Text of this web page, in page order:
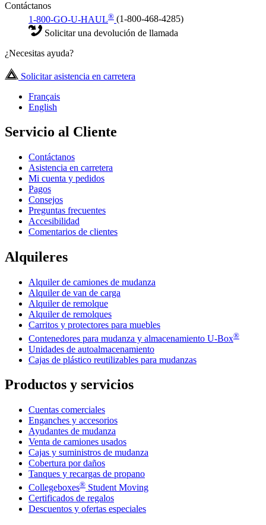
Contáctanos
1-800-GO-U-HAUL® (1-800-468-4285)
Solicitar una devolución de llamada
¿Necesitas ayuda?
Solicitar asistencia en carretera
Français
English
Servicio al Cliente
Contáctanos
Asistencia en carretera
Mi cuenta y pedidos
Pagos
Consejos
Preguntas frecuentes
Accesibilidad
Comentarios de clientes
Alquileres
Alquiler de camiones de mudanza
Alquiler de van de carga
Alquiler de remolque
Alquiler de remolques
Carritos y protectores para muebles
Contenedores para mudanza y almacenamiento U-Box®
Unidades de autoalmacenamiento
Cajas de plástico reutilizables para mudanzas
Productos y servicios
Cuentas comerciales
Enganches y accesorios
Ayudantes de mudanza
Venta de camiones usados
Cajas y suministros de mudanza
Cobertura por daños
Tanques y recargas de propano
Collegeboxes® Student Moving
Certificados de regalos
Descuentos y ofertas especiales